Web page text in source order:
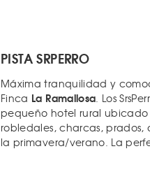
PISTA SRPERRO
Máxima tranquilidad y
Finca La Ramallosa. Los
pequeño hotel rural
robledales, charcas, prados,
la primavera/verano. La